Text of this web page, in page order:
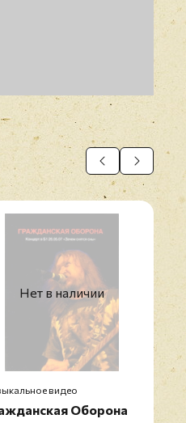
Нет в наличии
видео
Оборона